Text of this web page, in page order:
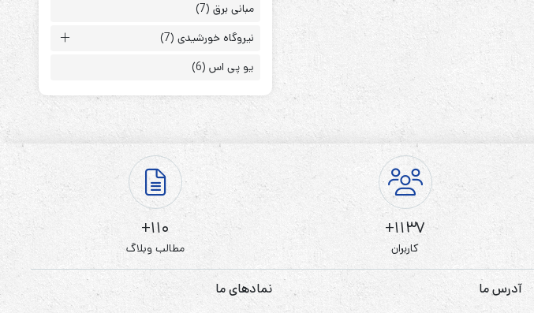
ابزارهای مدیریت یوپی‌اس
تابلوی بای پس
ترانس ایزوله
مبانی برق(7)
نیروگاه خورشیدی(7)
یو پی اس(6)
1137+
کاربران
110+
مطالب وبلاگ
آدرس ما نمادهای ما